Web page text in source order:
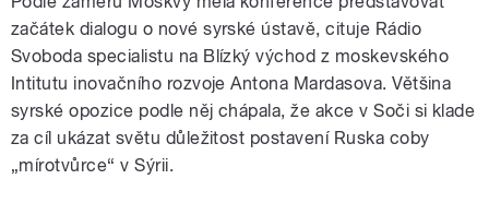
začátek dialogu o nové syrské ústavě, cituje Rádio
Svoboda specialistu na Blízký východ z moskevského
Intitutu inovačního rozvoje Antona Mardasova. Většina
syrské opozice podle něj chápala, že akce v Soči si klade
za cíl ukázat světu důležitost postavení Ruska coby
„mírotvůrce“ v Sýrii.